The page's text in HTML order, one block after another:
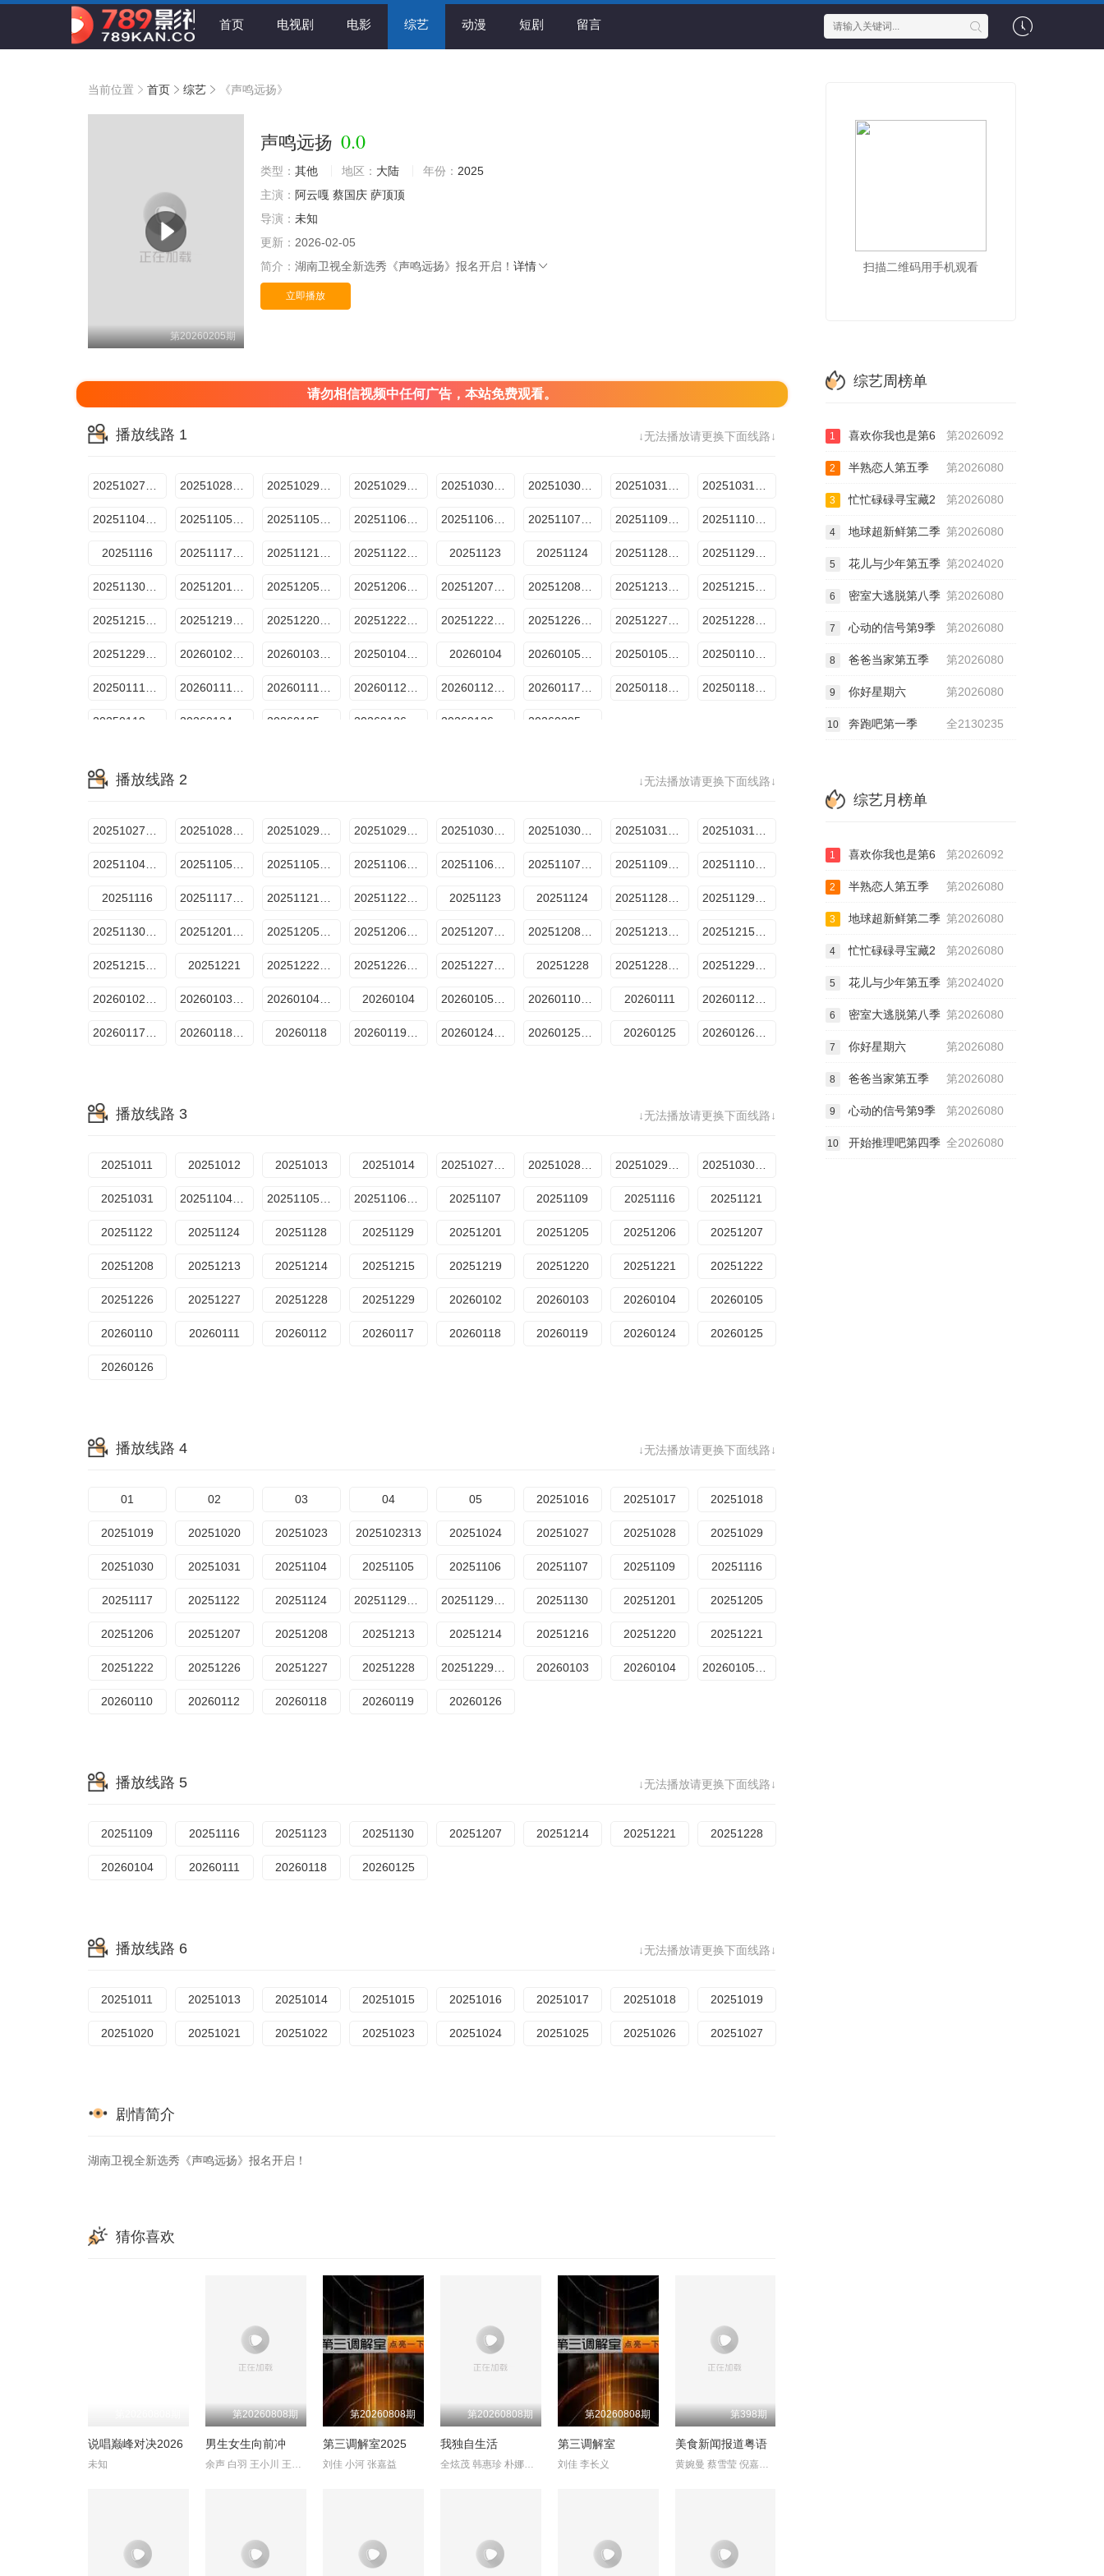
首页 电视剧 电影 综艺 动漫 短剧 留言
当前位置 首页 综艺 《声鸣远扬》
第20260205期
声鸣远扬 0.0
类型： 其他 地区： 大陆 年份： 2025
主演： 阿云嘎 蔡国庆 萨顶顶
导演： 未知
更新： 2026-02-05
简介： 湖南卫视全新选秀《声鸣远扬》报名开启！ 详情
立即播放
请勿相信视频中任何广告，本站免费观看。
↓无法播放请更换下面线路↓
播放线路 1
20251030纯享版2 20251030预选赛3
20251105纯享版4 20251105预选赛5 20251110舞台纯享版
20251116 20251123 20251124
20251205晋级全纪录 20251215评审机位直拍
20251220周间训练室5
20250104声超开放日 20260104 20260105舞台纯享版 20250105评审机位直拍 20250110周间训练室
↓无法播放请更换下面线路↓
播放线路 2
20251030纯享版2 20251030预选赛3
20251105纯享版4 20251105预选赛5 20251110舞台纯享版
20251116 20251123 20251124
20251205晋级全纪录 20251215评审机位直拍
20251221 20251228
20260104声超开放日 20260104 20260105舞台纯享版 20260110训练室 20260111
20260118 20260124训练室 20260125声超开放日 20260125
↓无法播放请更换下面线路↓
播放线路 3
20251011 20251012 20251013 20251014 20251030期预选赛
20251031 20251104期预选赛 20251105期预选赛 20251107 20251109 20251116 20251121
20251122 20251124 20251128 20251129 20251201 20251205 20251206 20251207
20251208 20251213 20251214 20251215 20251219 20251220 20251221 20251222
20251226 20251227 20251228 20251229 20260102 20260103 20260104 20260105
20260110 20260111 20260112 20260117 20260118 20260119 20260124 20260125
20260126
↓无法播放请更换下面线路↓
播放线路 4
01 02 03 04 05 20251016 20251017 20251018
20251019 20251020 20251023 2025102313 20251024 20251027 20251028 20251029
20251030 20251031 20251104 20251105 20251106 20251107 20251109 20251116
20251117 20251122 20251124 20251130 20251201 20251205
20251206 20251207 20251208 20251213 20251214 20251216 20251220 20251221
20251222 20251226 20251227 20251228 20260103 20260104 20260105舞台纯享版
20260110 20260112 20260118 20260119 20260126
↓无法播放请更换下面线路↓
播放线路 5
20251109 20251116 20251123 20251130 20251207 20251214 20251221 20251228
20260104 20260111 20260118 20260125
↓无法播放请更换下面线路↓
播放线路 6
20251011 20251013 20251014 20251015 20251016 20251017 20251018 20251019
20251020 20251021 20251022 20251023 20251024 20251025 20251026 20251027
剧情简介
湖南卫视全新选秀《声鸣远扬》报名开启！
猜你喜欢
说唱巅峰对决2026
未知
第20260808期
男生女生向前冲
余声 白羽 王小川 王乐乐 宋秋熠 张亚群
第20260808期
第三调解室2025
刘佳 小河 张嘉益
第20260808期
我独自生活
全炫茂 韩惠珍 朴娜莱 李时言 旗安84 刘宪华 李必模 金莎妮 李昇
第20260808期
第三调解室
刘佳 李长义
第398期
美食新闻报道粤语
黄婉曼 蔡雪莹 倪嘉雯 黄嘉雯 廖慧仪 伍倩彤 陈嘉倩 胡敏芝 吴兆
扫描二维码用手机观看
综艺周榜单
第2026092
1 喜欢你我也是第6
第2026080
2 半熟恋人第五季
第2026080
3 忙忙碌碌寻宝藏2
第2026080
4 地球超新鲜第二季
第2024020
5 花儿与少年第五季
第2026080
6 密室大逃脱第八季
第2026080
7 心动的信号第9季
第2026080
8 爸爸当家第五季
第2026080
9 你好星期六
全2130235
10 奔跑吧第一季
综艺月榜单
第2026092
1 喜欢你我也是第6
第2026080
2 半熟恋人第五季
第2026080
3 地球超新鲜第二季
第2026080
4 忙忙碌碌寻宝藏2
第2024020
5 花儿与少年第五季
第2026080
6 密室大逃脱第八季
第2026080
7 你好星期六
第2026080
8 爸爸当家第五季
第2026080
9 心动的信号第9季
全2026080
10 开始推理吧第四季